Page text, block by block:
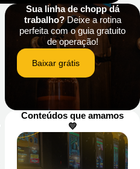
Sua linha de chopp dá
trabalho?Deixe a rotina
perfeita com o guia gratuito
de operação!
Baixar grátis
Conteúdos que amamos
💛